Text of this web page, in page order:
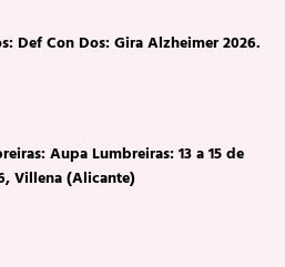
Def Con Dos: Gira Alzheimer 2026.
Aupa Lumbreiras: 13 a 15 de
Villena (Alicante)